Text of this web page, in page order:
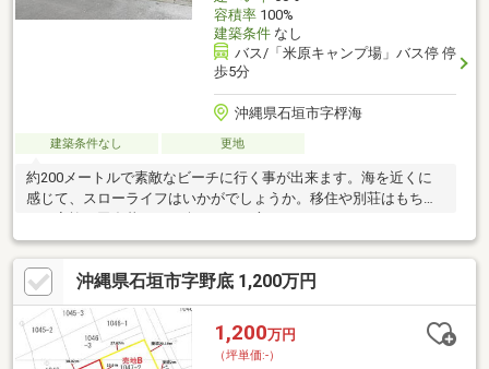
容積率100%
建築条件なし
バス/「米原キャンプ場」バス停 停
歩5分
沖縄県石垣市字桴海
建築条件なし 更地
約200メートルで素敵なビーチに行く事が出来ます。海を近くに
感じて、スローライフはいかがでしょうか。移住や別荘はもちろ
沖縄県石垣市字野底 1,200万円
1,200万円
（坪単価:-）